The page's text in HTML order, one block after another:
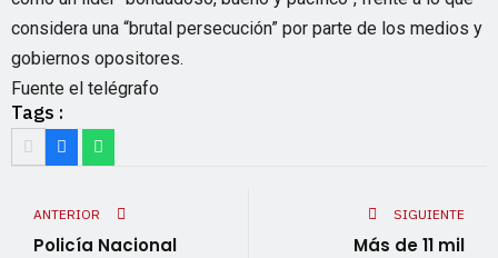
considera una “brutal persecución” por parte de los medios y
gobiernos opositores.
Fuente el telégrafo
Tags :
ANTERIOR
Policía Nacional
SIGUIENTE
Más de 11 mil